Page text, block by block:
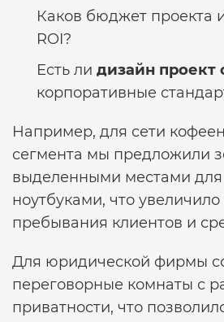
Каков бюджет проекта
ROI?
Есть ли дизайн проект
корпоративные
Например, для сети
сегмента мы предложили
выделенными местами
ноутбуками, что
пребывания клиентов и
Для юридической фирмы
переговорные комнаты с
приватности, что